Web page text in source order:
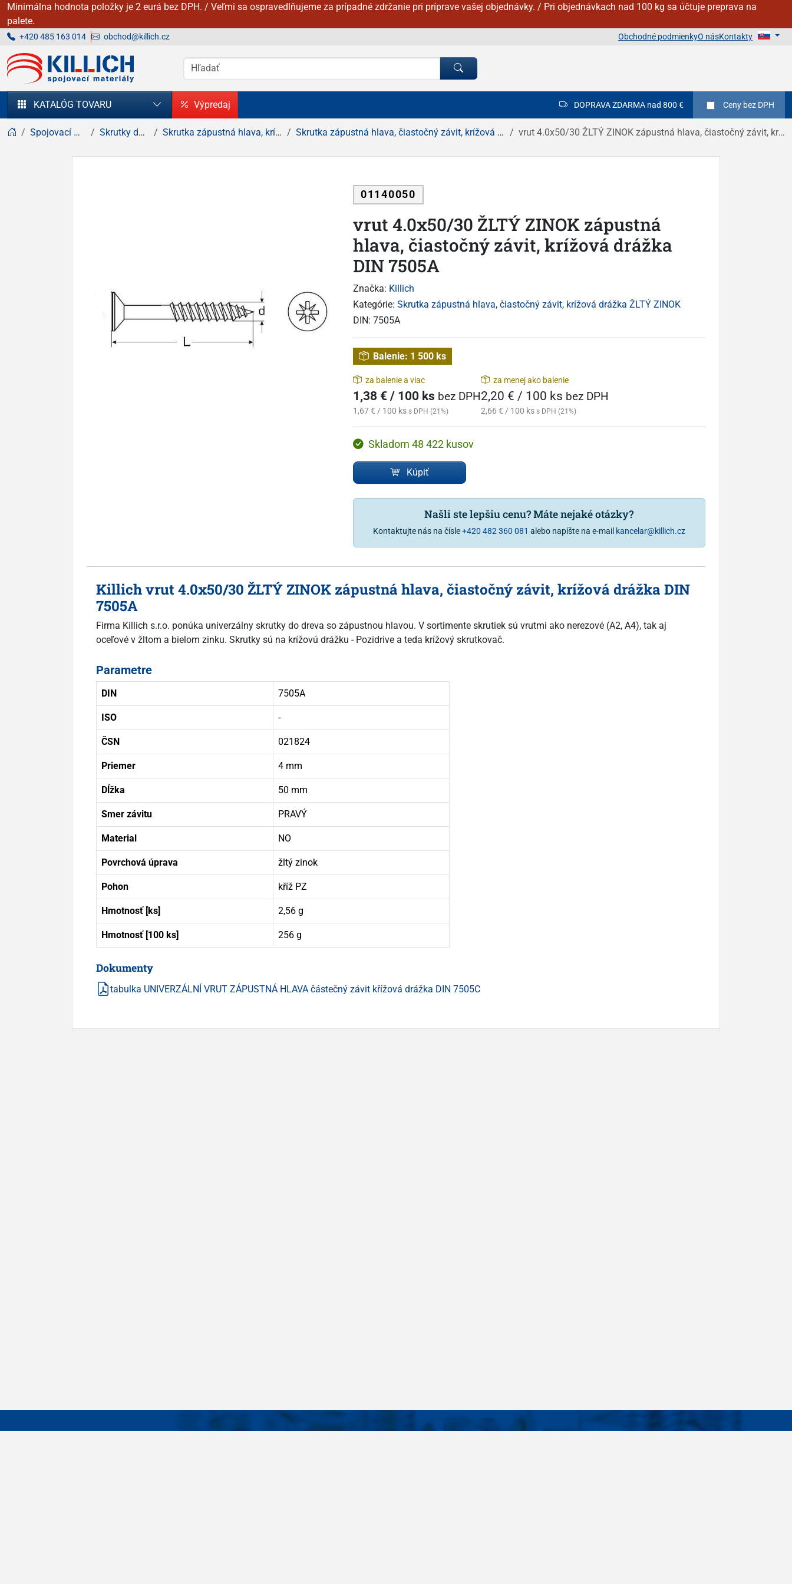
Minimálna hodnota položky je 2 eurá bez DPH. / Veľmi sa ospravedlňujeme za prípadné zdržanie pri príprave vašej objednávky. / Pri objednávkach nad 100 kg sa účtuje preprava na
palete.
+420 485 163 014 obchod@killich.cz Obchodné podmienkyO násKontakty
KILLICH - Spojovacie materiály
KATALÓG TOVARU Výpredaj DOPRAVA ZDARMA nad 800 € Ceny bez DPH
Spojovací materiál Skrutky do dreva Skrutka zápustná hlava, krížová drážka Skrutka zápustná hlava, čiastočný závit, krížová drážka ŽLTÝ ZINOK vrut 4.0x50/30 ŽLTÝ ZINOK zápustná hlava, čiastočný závit, krížová drážka DIN 7505A
01140050
vrut 4.0x50/30 ŽLTÝ ZINOK zápustná
hlava, čiastočný závit, krížová drážka
DIN 7505A
Značka: Killich
Kategórie: Skrutka zápustná hlava, čiastočný závit, krížová drážka ŽLTÝ ZINOK
DIN: 7505A
Balenie: 1 500 ks
za balenie a viac
1,38 € / 100 ks bez DPH
1,67 € / 100 ks s DPH (21%)
za menej ako balenie
2,20 € / 100 ks bez DPH
2,66 € / 100 ks s DPH (21%)
Skladom 48 422 kusov
Kúpiť
Našli ste lepšiu cenu? Máte nejaké otázky?
Kontaktujte nás na čísle+420 482 360 081 alebo napíšte na e-mail kancelar@killich.cz
Killich vrut 4.0x50/30 ŽLTÝ ZINOK zápustná hlava, čiastočný závit, krížová drážka DIN
7505A
Firma Killich s.r.o. ponúka univerzálny skrutky do dreva so zápustnou hlavou. V sortimente skrutiek sú vrutmi ako nerezové (A2, A4), tak aj
oceľové v žltom a bielom zinku. Skrutky sú na krížovú drážku - Pozidrive a teda krížový skrutkovač.
Parametre
DIN 7505A
ISO -
ČSN 021824
Priemer 4 mm
Dĺžka 50 mm
Smer závitu PRAVÝ
Material NO
Povrchová úprava žltý zinok
Pohon kříž PZ
Hmotnosť [ks] 2,56 g
Hmotnosť [100 ks] 256 g
Dokumenty
tabulka UNIVERZÁLNÍ VRUT ZÁPUSTNÁ HLAVA částečný závit křížová drážka DIN 7505C